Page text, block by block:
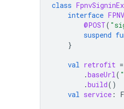
class
interface
@POST(
suspend
}
val retrofit =
.baseUrl(
.build()
val service :